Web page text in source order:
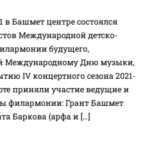
в Башмет центре состоялся
Международной детско-
будущего,
Международному Дню музыки,
IV концертного сезона 2021-
приняли участие ведущие и
филармонии: Грант Башмет
Баркова (арфа и […]